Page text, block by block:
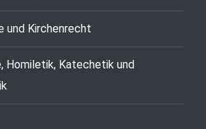
und Kirchenrecht
Homiletik, Katechetik und